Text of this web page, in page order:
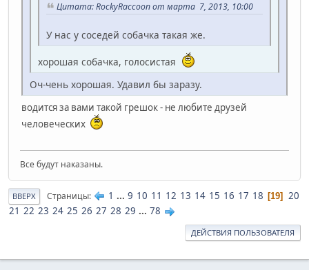
Цитата: RockyRaccoon от марта 7, 2013, 10:00
У нас у соседей собачка такая же.
хорошая собачка, голосистая
Оч-чень хорошая. Удавил бы заразу.
водится за вами такой грешок - не любите друзей
человеческих
Все будут наказаны.
ВВЕРХ Страницы 1 ... 9 10 11 12 13 14 15 16 17 18 19
20
21 22 23 24 25 26 27 28 29 ... 78
ДЕЙСТВИЯ ПОЛЬЗОВАТЕЛЯ